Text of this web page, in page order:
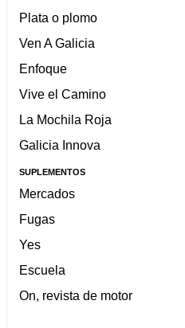
Plata o plomo
Ven A Galicia
Enfoque
Vive el Camino
La Mochila Roja
Galicia Innova
SUPLEMENTOS
Mercados
Fugas
Yes
Escuela
On, revista de motor